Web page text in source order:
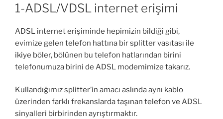
1-ADSL/VDSL internet erişimi
ADSL internet erişiminde hepimizin bildiği gibi,
evimize gelen telefon hattına bir splitter vasıtası ile
ikiye böler, bölünen bu telefon hatlarından birini
telefonumuza birini de ADSL modemimize takarız.
Kullandığımız splitter’in amacı aslında aynı kablo
üzerinden farklı frekanslarda taşınan telefon ve ADSL
sinyalleri birbirinden ayrıştırmaktır.